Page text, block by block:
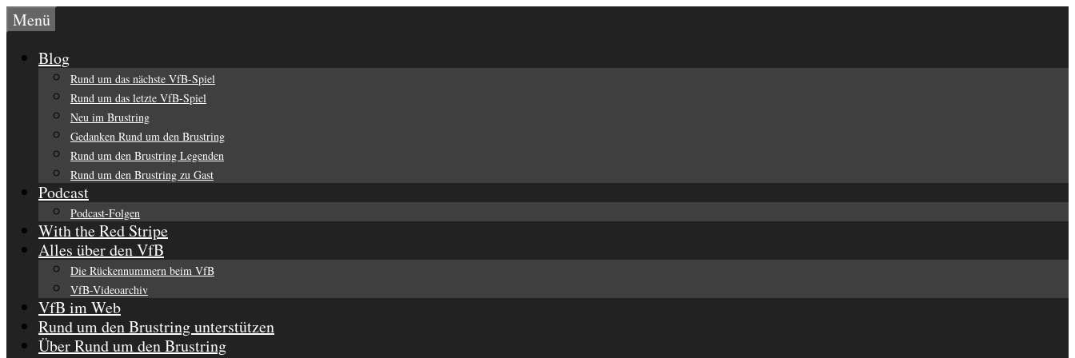
Zum
Inhalt
springen
Menü
Blog
Rund um das nächste VfB-Spiel
Rund um das letzte VfB-Spiel
Neu im Brustring
Gedanken Rund um den Brustring
Rund um den Brustring Legenden
Rund um den Brustring zu Gast
Podcast
Podcast-Folgen
With the Red Stripe
Alles über den VfB
Die Rückennummern beim VfB
VfB-Videoarchiv
VfB im Web
Rund um den Brustring unterstützen
Über Rund um den Brustring